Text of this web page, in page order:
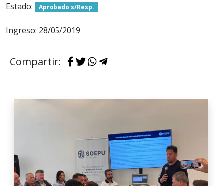
Estado: Aprobado s/Resp.
Ingreso: 28/05/2019
Compartir: